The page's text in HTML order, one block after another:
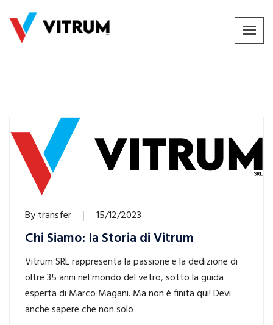
Bytransfer 15/12/2023
Chi Siamo: la Storia di Vitrum
Vitrum SRL rappresenta la passione e la dedizione di
oltre 35 anni nel mondo del vetro, sotto la guida
esperta di Marco Magani. Ma non è finita qui! Devi
anche sapere che non solo